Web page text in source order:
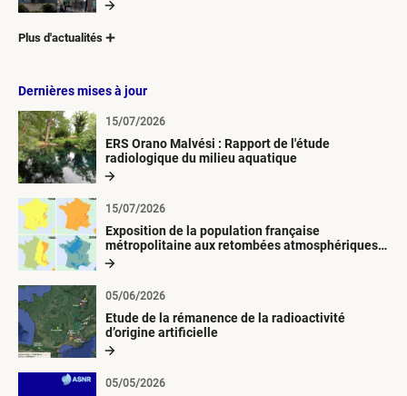
Plus d'actualités
Dernières mises à jour
ERS Orano Malvési : Rapport de l'étude
radiologique du milieu aquatique
15/07/2026
Exposition de la population française
métropolitaine aux retombées atmosphériques
radioactives depuis 1945
15/07/2026
Etude de la rémanence de la radioactivité
d’origine artificielle
05/06/2026
05/05/2026